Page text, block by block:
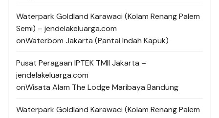
Waterpark Goldland Karawaci (Kolam Renang Palem
Semi) – jendelakeluarga.com
onWaterbom Jakarta (Pantai Indah Kapuk)
Pusat Peragaan IPTEK TMII Jakarta –
jendelakeluarga.com
onWisata Alam The Lodge Maribaya Bandung
Waterpark Goldland Karawaci (Kolam Renang Palem